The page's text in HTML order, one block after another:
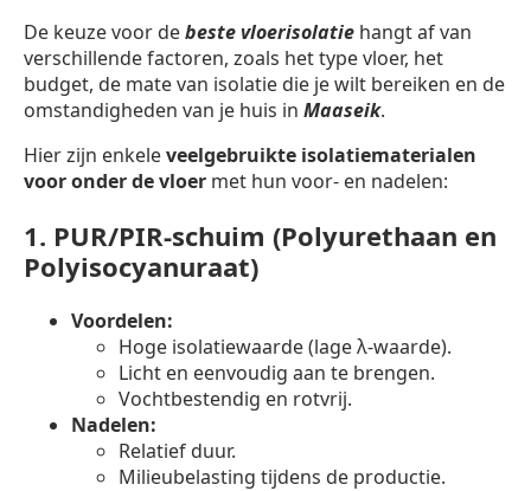
De keuze voor debeste vloerisolatie hangt af van
verschillende factoren, zoals het type vloer, het
budget, de mate van isolatie die je wilt bereiken en de
omstandigheden van je huis in Maaseik.
Hier zijn enkeleveelgebruikte isolatiematerialen
voor onder de vloer met hun voor- en nadelen:
1. PUR/PIR-schuim (Polyurethaan en
Polyisocyanuraat)
Voordelen:
Hoge isolatiewaarde (lage λ-waarde).
Licht en eenvoudig aan te brengen.
Vochtbestendig en rotvrij.
Nadelen:
Relatief duur.
Milieubelasting tijdens de productie.